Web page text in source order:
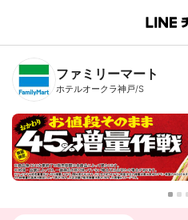
B
n
T
ファミリーマート
ホテルオークラ神戸/S